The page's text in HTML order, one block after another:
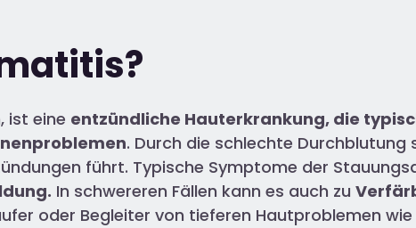
ist eine entzündliche Hauterkrankung, die
. Durch die schlechte Durchblutung
führt. Typische Symptome der
In schwereren Fällen kann es auch zu
oder Begleiter von tieferen Hautproblemen